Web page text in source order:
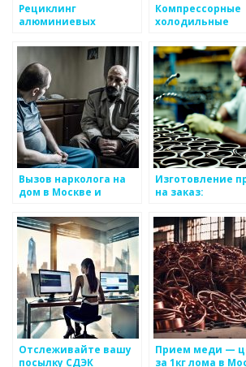
Рециклинг
алюминиевых
сохранение ресурсов
и защита
окружающей среды
Компрессорные
холодильные
Вызов нарколога на
дом в Москве и
Изготовление
на заказ:
комфорт
Отслеживайте вашу
посылку СДЭК
Прием меди —
за 1кг лома в